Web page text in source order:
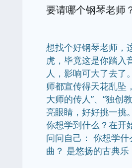
要请哪个钢琴老师
想找个好钢琴老师，
虎，毕竟这是你踏入
人，影响可大了去了
师都宣传得天花乱坠
大师的传人”、“独创
亮眼睛，好好挑一挑
你想学到什么？在开
问问自己： 你想学
曲？ 是悠扬的古典